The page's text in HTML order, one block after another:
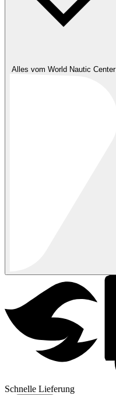
Alles vom World Nautic Center
Schnelle Lieferung